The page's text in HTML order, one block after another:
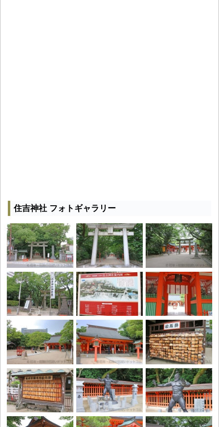
住吉神社 フォトギャラリー